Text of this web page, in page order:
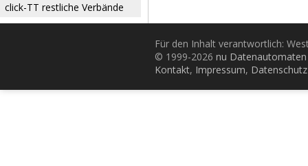
click-TT restliche Verbände
Für den Inhalt verantwortlich:
© 1999-2026 nu
Kontakt, Impressum, Datenschutz